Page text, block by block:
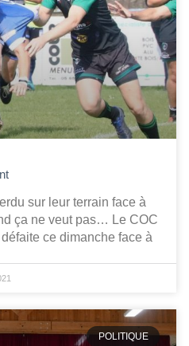
sur leur terrain face à
ça ne veut pas… Le COC
ce dimanche face à
POLITIQUE